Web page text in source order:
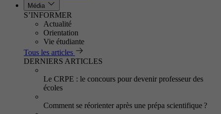
Média
S’INFORMER
Actualité
Orientation
Vie étudiante
Tous les articles
DERNIERS ARTICLES
Le CRPE : le concours pour devenir professeur des
écoles
Comment se réorienter après une prépa scientifique ?